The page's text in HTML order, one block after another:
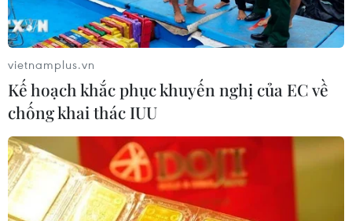
06/08/2026 12:25
Israel thử nghiệm tên lửa Arrow giữa
lúc căng thẳng khu vực leo thang
06/08/2026 11:17
Iran cảnh báo đáp trả nhằm vào hạ
tầng năng lượng khu vực nếu bị tấn
vietnamplus.vn
Kế hoạch khắc phục khuyến nghị của EC về
chống khai thác IUU